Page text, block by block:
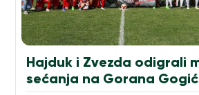
Hajduk i Zvezda odigrali
sećanja na Gorana